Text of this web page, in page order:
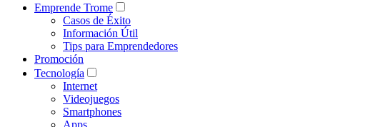
Emprende Trome
Casos de Éxito
Información Útil
Tips para Emprendedores
Promoción
Tecnología
Internet
Videojuegos
Smartphones
Apps